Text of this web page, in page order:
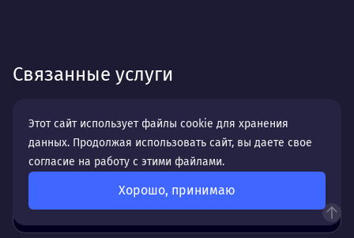
Связанные услуги
SEO-продвижение сайтов
от 60 000 ₽
от 6 месяцев
Этот сайт использует файлы cookie для хранения
данных. Продолжая использовать сайт, вы даете свое
согласие на работу с этими файлами.
Хорошо, принимаю